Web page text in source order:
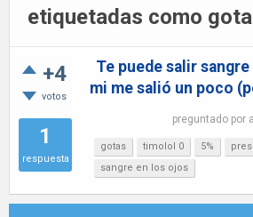
etiquetadas como
+4
votos
1
respuesta
Te puede salir
mi me salió un poco
preguntado por
gotas timolol 0 5%
sangre en los ojos